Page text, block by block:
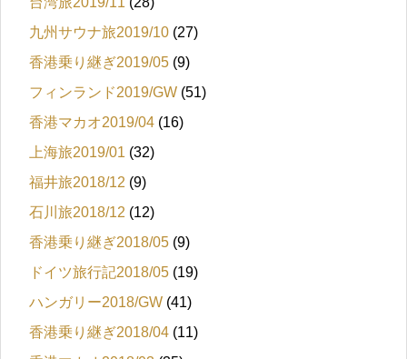
九州サウナ旅2019/10 (27)
香港乗り継ぎ2019/05 (9)
フィンランド2019/GW (51)
香港マカオ2019/04 (16)
上海旅2019/01 (32)
福井旅2018/12 (9)
石川旅2018/12 (12)
香港乗り継ぎ2018/05 (9)
ドイツ旅行記2018/05 (19)
ハンガリー2018/GW (41)
香港乗り継ぎ2018/04 (11)